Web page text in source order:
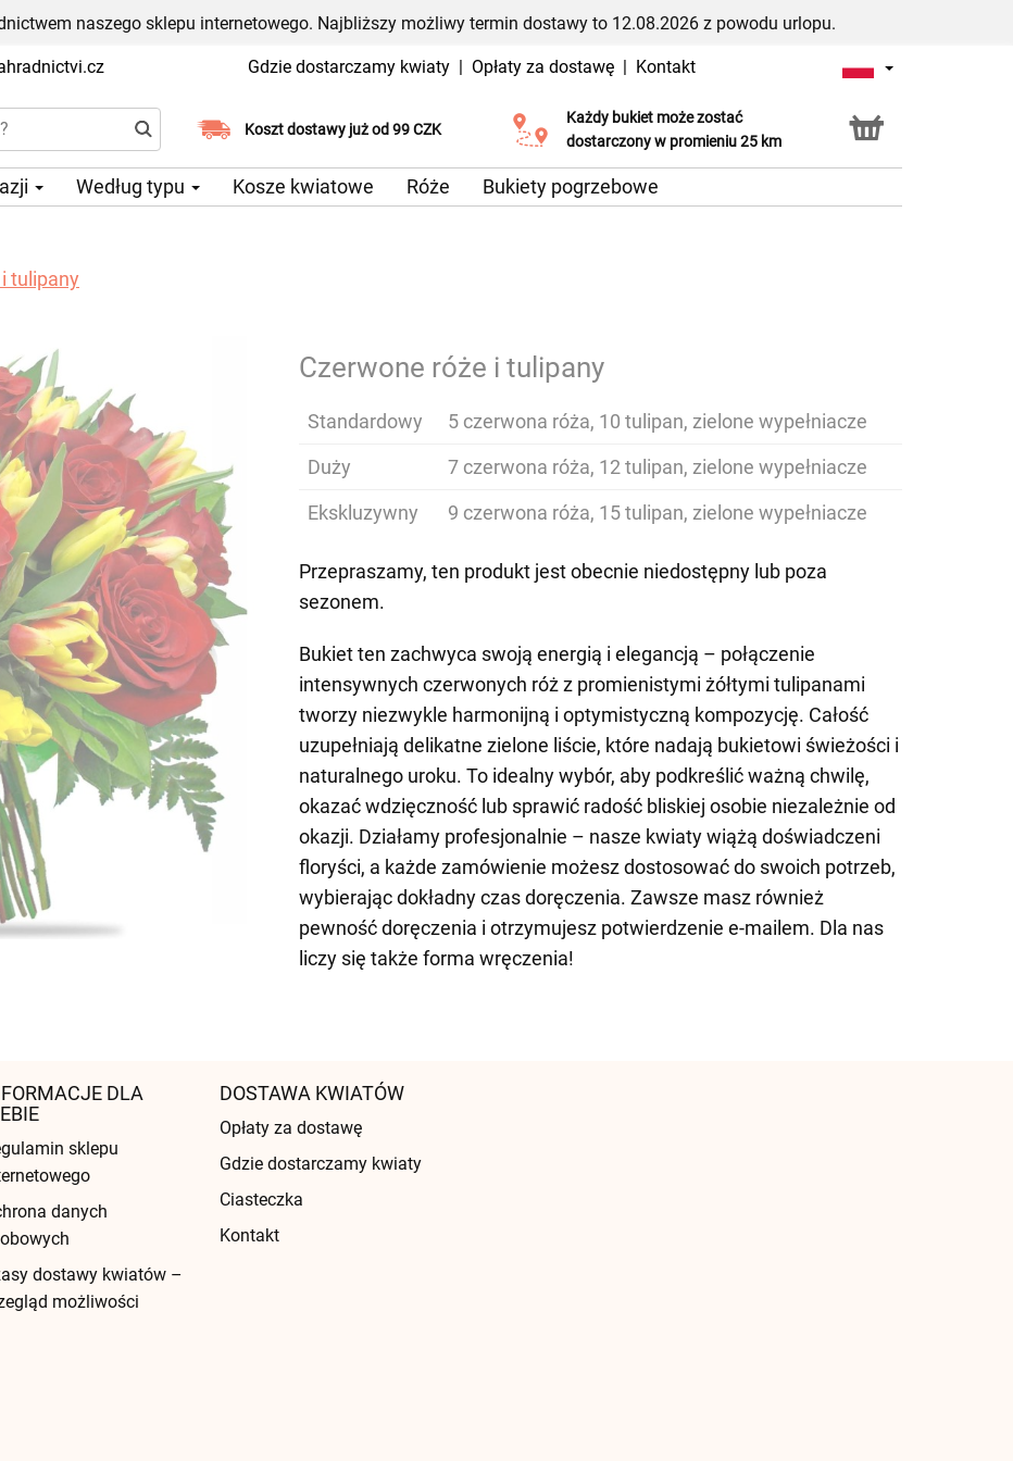
naszego sklepu internetowego. Najbliższy możliwy termin dostawy to 12.08.2026 z powodu urlopu.
Gdzie dostarczamy kwiaty | Opłaty za dostawę | Kontakt
Koszt dostawy już od 99 CZK
Wybierz datę dostawy
Każdy bukiet może zostać
dostarczony w promieniu 25 km
Usługa Click & Collect
Według typu Kosze kwiatowe Róże Bukiety pogrzebowe
tulipany
Czerwone róże i tulipany
Standardowy
5 czerwona róża, 10 tulipan, zielone wypełniacze
Duży
7 czerwona róża, 12 tulipan, zielone wypełniacze
Ekskluzywny
9 czerwona róża, 15 tulipan, zielone wypełniacze
Przepraszamy, ten produkt jest obecnie niedostępny lub poza
sezonem.
Bukiet ten zachwyca swoją energią i elegancją – połączenie
intensywnych czerwonych róż z promienistymi żółtymi tulipanami
tworzy niezwykle harmonijną i optymistyczną kompozycję. Całość
uzupełniają delikatne zielone liście, które nadają bukietowi świeżości i
naturalnego uroku. To idealny wybór, aby podkreślić ważną chwilę,
okazać wdzięczność lub sprawić radość bliskiej osobie niezależnie od
okazji. Działamy profesjonalnie – nasze kwiaty wiążą doświadczeni
floryści, a każde zamówienie możesz dostosować do swoich potrzeb,
wybierając dokładny czas doręczenia. Zawsze masz również
pewność doręczenia i otrzymujesz potwierdzenie e-mailem. Dla nas
liczy się także forma wręczenia!
DLA
sklepu
danych
dostawy kwiatów –
możliwości
DOSTAWA KWIATÓW
Opłaty za dostawę
Gdzie dostarczamy kwiaty
Ciasteczka
Kontakt